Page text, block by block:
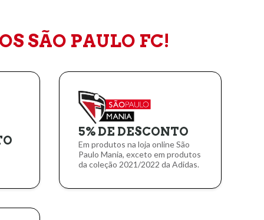
SÃO PAULO FC!
5% DE DESCONTO
Em produtos na loja online São
Paulo Mania, exceto em produtos
da coleção 2021/2022 da Adidas.